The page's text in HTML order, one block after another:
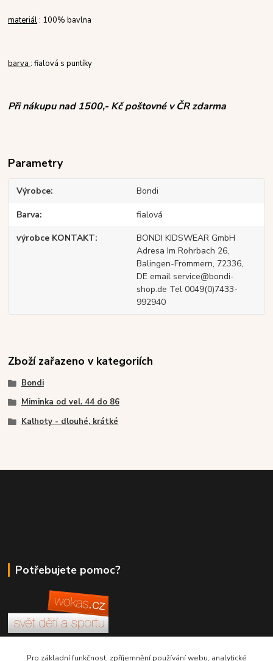
materiál: 100% bavlna
barva: fialová s puntíky
Při nákupu nad 1500,- Kč poštovné v ČR zdarma
Parametry
Výrobce Bondi
Barva fialová
výrobce KONTAKT
BONDI KIDSWEAR GmbH
Adresa Im Rohrbach 26,
Balingen-Frommern, 72336,
DE email service@bondi-
shop.de Tel 0049(0)7433-
992940
Zboží zařazeno v kategoriích
Bondi
Miminka od vel. 44 do 86
Kalhoty - dlouhé, krátké
Potřebujete pomoc?
+420 380 830 198
Pro základní funkčnost, zpříjemnění používání webu, analytické